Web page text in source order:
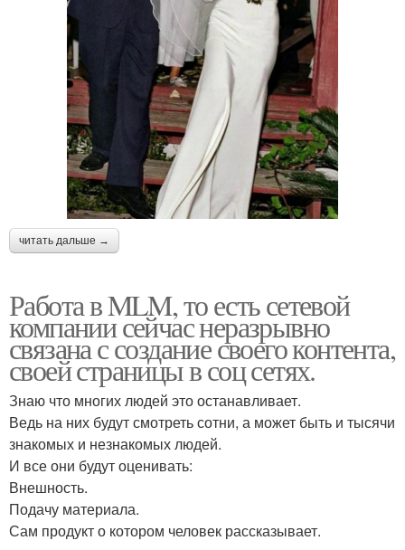
читать дальше →
Работа в MLM, то есть сетевой
компании сейчас неразрывно
связана с создание своего контента,
своей страницы в соц сетях.
Знаю что многих людей это останавливает.
Ведь на них будут смотреть сотни, а может быть и тысячи
знакомых и незнакомых людей.
И все они будут оценивать:
Внешность.
Подачу материала.
Сам продукт о котором человек рассказывает.